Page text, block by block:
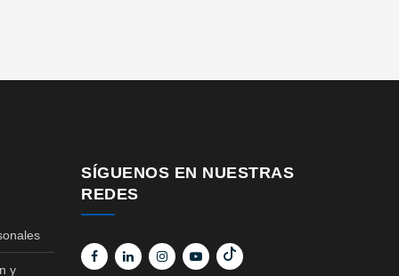
y
SÍGUENOS EN NUESTRAS
REDES